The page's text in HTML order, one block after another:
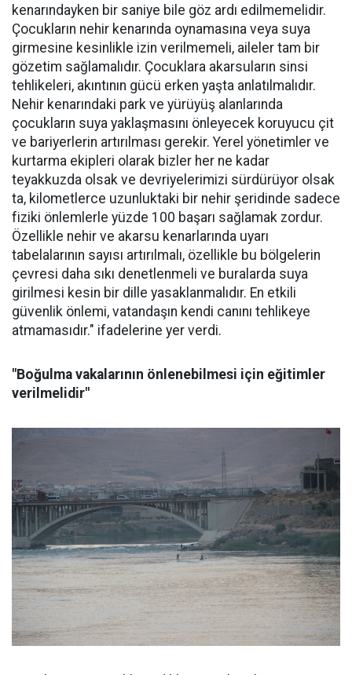
kenarındayken bir saniye bile göz ardı edilmemelidir.
Çocukların nehir kenarında oynamasına veya suya
girmesine kesinlikle izin verilmemeli, aileler tam bir
gözetim sağlamalıdır. Çocuklara akarsuların sinsi
tehlikeleri, akıntının gücü erken yaşta anlatılmalıdır.
Nehir kenarındaki park ve yürüyüş alanlarında
çocukların suya yaklaşmasını önleyecek koruyucu çit
ve bariyerlerin artırılması gerekir. Yerel yönetimler ve
kurtarma ekipleri olarak bizler her ne kadar
teyakkuzda olsak ve devriyelerimizi sürdürüyor olsak
ta, kilometlerce uzunluktaki bir nehir şeridinde sadece
fiziki önlemlerle yüzde 100 başarı sağlamak zordur.
Özellikle nehir ve akarsu kenarlarında uyarı
tabelalarının sayısı artırılmalı, özellikle bu bölgelerin
çevresi daha sıkı denetlenmeli ve buralarda suya
girilmesi kesin bir dille yasaklanmalıdır. En etkili
güvenlik önlemi, vatandaşın kendi canını tehlikeye
atmamasıdır." ifadelerine yer verdi.
"Boğulma vakalarının önlenebilmesi için eğitimler
verilmelidir"